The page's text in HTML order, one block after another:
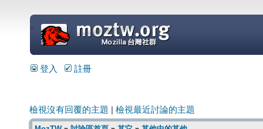
=
登入 註冊
檢視沒有回覆的主題 檢視最近討論的主題